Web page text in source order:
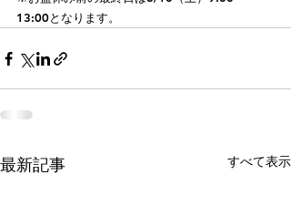
13:00となります。
最新記事 すべて表示